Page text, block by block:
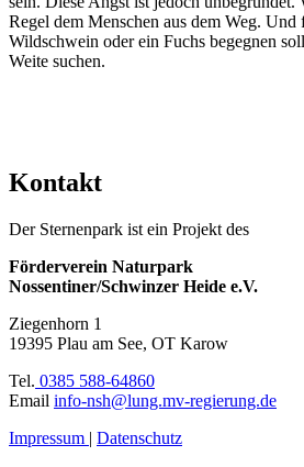
Regel dem Menschen aus dem Weg. Und
Wildschwein oder ein Fuchs begegnen
Weite suchen.
Kontakt
Der Sternenpark ist ein Projekt des
Förderverein Naturpark
Nossentiner/Schwinzer Heide e.V.
Ziegenhorn 1
19395 Plau am See, OT Karow
Tel. 0385 588-64860
Email info-nsh@lung.mv-regierung.de
Impressum | Datenschutz